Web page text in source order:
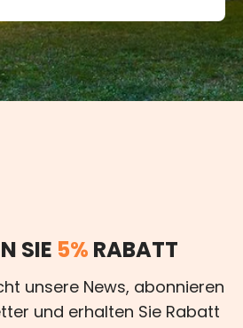
SIE 5% RABATT
unsere News, abonnieren
und erhalten Sie Rabatt